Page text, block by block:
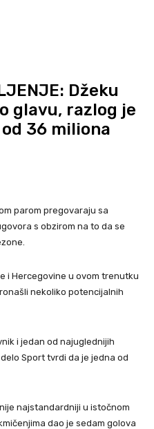
Džeku
glavu, razlog je
od 36 miliona
parom pregovaraju sa
s obzirom na to da se
i Hercegovine u ovom trenutku
nekoliko potencijalnih
i jedan od najuglednijih
Sport tvrdi da je jedna od
najstandardniji u istočnom
dao je sedam golova